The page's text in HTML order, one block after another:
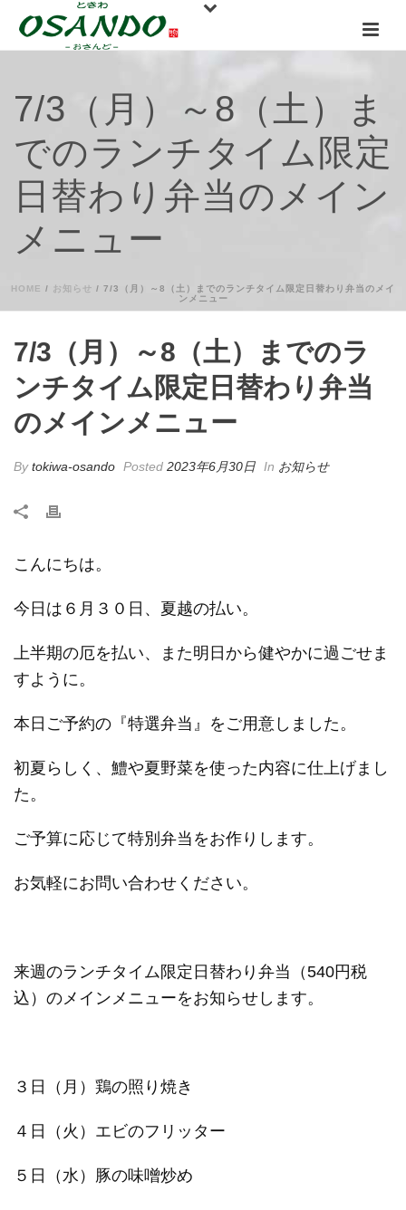
7/3（月）～8（土）ま
でのランチタイム限定
日替わり弁当のメイン
メニュー
HOME / お知らせ / 7/3（月）～8（土）までのランチタイム限定日替わり弁当のメイ
ンメニュー
7/3（月）～8（土）までのラ
ンチタイム限定日替わり弁当
のメインメニュー
Bytokiwa-osando Posted 2023年6月30日 In お知らせ
こんにちは。
今日は６月３０日、夏越の払い。
上半期の厄を払い、また明日から健やかに過ごせま
すように。
本日ご予約の『特選弁当』をご用意しました。
初夏らしく、鱧や夏野菜を使った内容に仕上げまし
た。
ご予算に応じて特別弁当をお作りします。
お気軽にお問い合わせください。
来週のランチタイム限定日替わり弁当（540円税
込）のメインメニューをお知らせします。
３日（月）鶏の照り焼き
４日（火）エビのフリッター
５日（水）豚の味噌炒め